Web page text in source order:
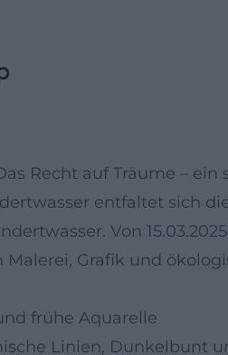
Recht auf Träume – ein
entfaltet sich
Von
Grafik und
frühe Aquarelle
Linien, Dunkelbunt